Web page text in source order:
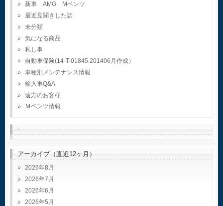
新車 AMG Mベンツ
最近見聞きした話
未分類
気になる商品
私し事
自動車保険(14-T-01845.201406月作成）
車種別メンテナンス情報
輸入車Q&A
遠方のお客様
Ｍベンツ情報
–
アーカイブ（直近12ヶ月）
2026年8月
2026年7月
2026年6月
2026年5月